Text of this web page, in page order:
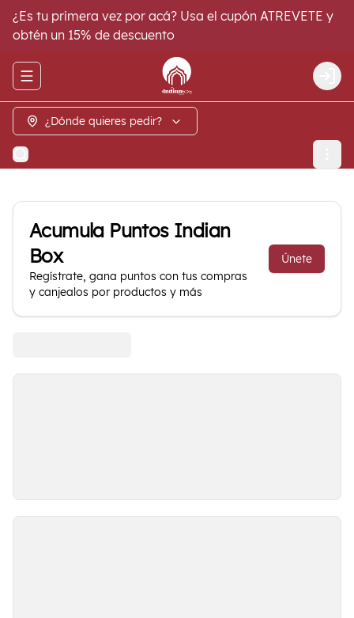
¿Es tu primera vez por acá? Usa el cupón ATREVETE y
obtén un 15% de descuento
Abrir menu de navegación
¿Dónde quieres pedir?
Acumula Puntos Indian
Box
Regístrate, gana puntos con tus compras
y canjealos por productos y más
Únete